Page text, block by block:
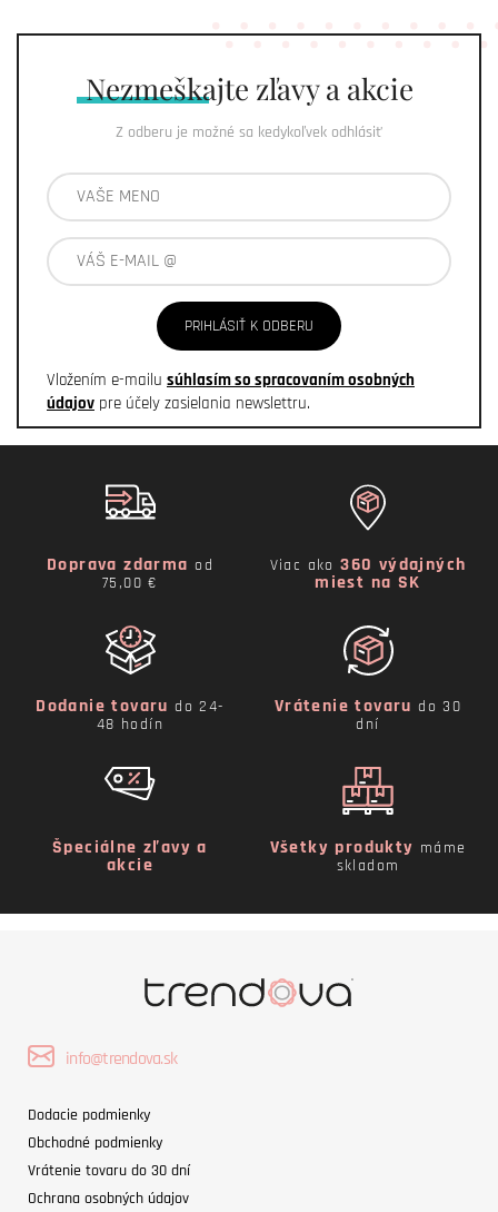
Nezmeškajte zľavy a akcie
Z odberu je možné sa kedykoľvek odhlásiť
PRIHLÁSIŤ K ODBERU
Vložením e-mailu súhlasím so spracovaním osobných
údajov pre účely zasielania newslettru.
Doprava zdarma od
75,00 €
Viac ako360 výdajných
miest na SK
Dodanie tovaru do 24-
48 hodín
Vrátenie tovaru do 30
dní
Špeciálne zľavy a
akcie
Všetky produkty máme
skladom
info@trendova.sk
Dodacie podmienky
Obchodné podmienky
Vrátenie tovaru do 30 dní
Ochrana osobných údajov